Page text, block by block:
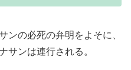
ンの必死の弁明をよそに、
サンは連行される。